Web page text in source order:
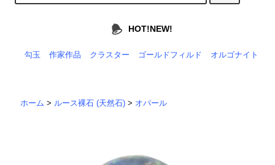
HOT!NEW!
勾玉 作家作品 クラスター ゴールドフィルド オルゴナイト
ホーム > ルース裸石 (天然石) > オパール